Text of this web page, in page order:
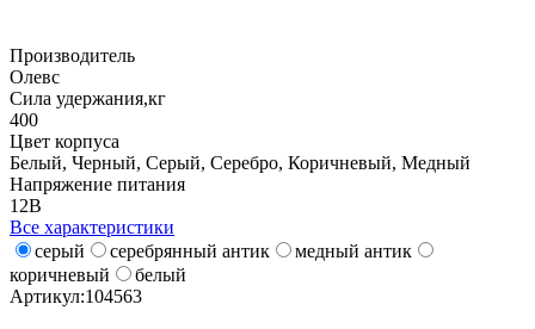
Производитель
Олевс
Сила удержания,кг
400
Цвет корпуса
Белый, Черный, Серый, Серебро, Коричневый, Медный
Напряжение питания
12В
Все характеристики
серый
серебрянный антик
медный антик
коричневый
белый
Артикул:104563